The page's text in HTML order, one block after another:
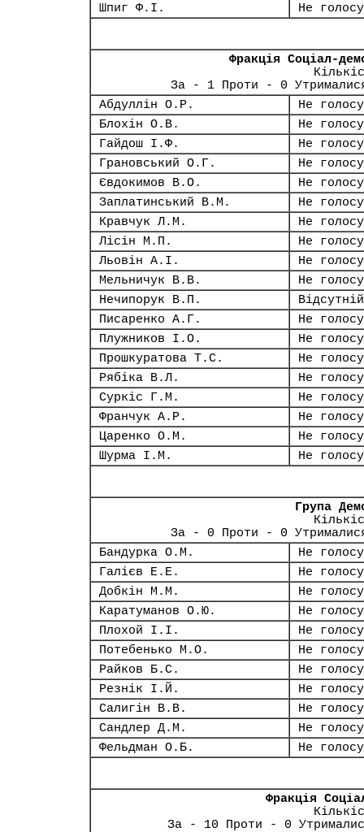
Шпиг Ф.І. Не
Фракція Соціал-
За - 1 Проти - 0
Абдуллін О.Р.
Не
Блохін О.В.
Не
Гайдош І.Ф.
Не
Грановський О.Г.
Не
Євдокимов В.О.
Не
Заплатинський В.М.
Не
Кравчук Л.М.
Не
Лісін М.П.
Не
Льовін А.І.
Не
Мельничук В.В.
Не
Нечипорук В.П.
Відсутній
Писаренко А.Г.
Не
Плужников І.О.
Не
Прошкуратова Т.С.
Не
Рябіка В.Л.
Не
Суркіс Г.М.
Не
Франчук А.Р.
Не
Царенко О.М.
Не
Шурма І.М.
Не
Група
За - 0 Проти - 0
Бандурка О.М.
Не
Галієв Е.Е.
Не
Добкін М.М.
Не
Каратуманов О.Ю.
Не
Плохой І.І.
Не
Потебенько М.О.
Не
Райков Б.С.
Не
Резнік І.Й.
Не
Салигін В.В.
Не
Сандлер Д.М.
Не
Фельдман О.Б.
Не
Фракція
За - 10 Проти - 0